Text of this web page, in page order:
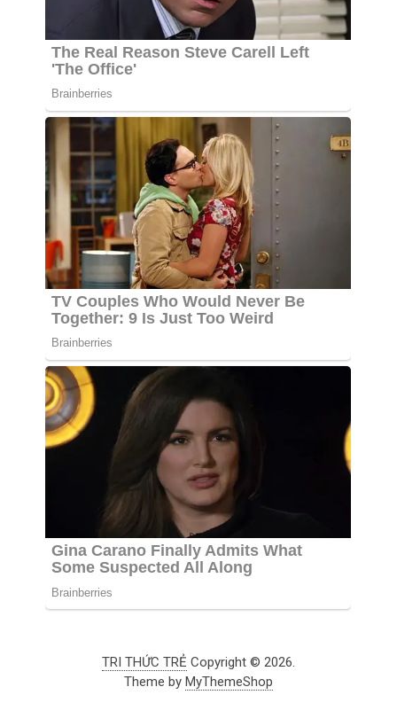
TRI THỨC TRẺ Copyright © 2026.
Theme by MyThemeShop